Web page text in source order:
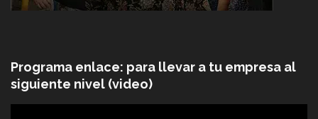
Programa enlace: para llevar a tu empresa al
siguiente nivel (video)